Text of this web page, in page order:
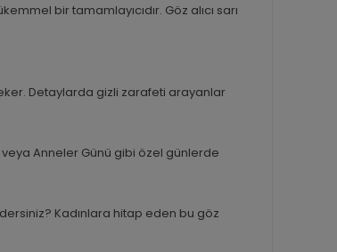
bir tamamlayıcıdır. Göz alıcı sarı
Detaylarda gizli zarafeti arayanlar
Anneler Günü gibi özel günlerde
Kadınlara hitap eden bu göz